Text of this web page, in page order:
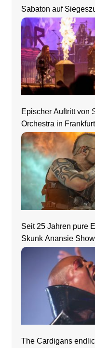
Sabaton auf
Epischer Auftritt von
Orchestra in Frankfurt
Seit 25 Jahren pure
Skunk Anansie
The Cardigans